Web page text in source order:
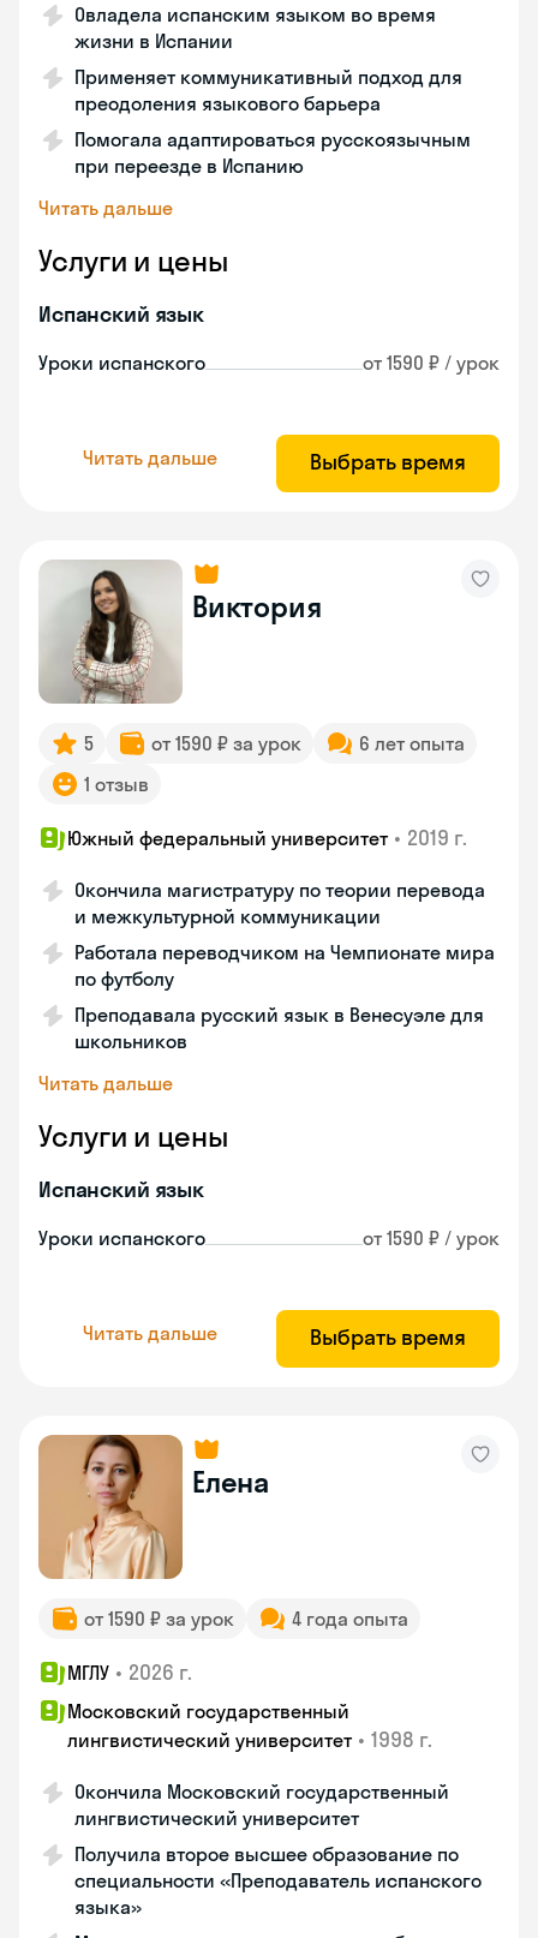
Овладела испанским языком во время
жизни в Испании
Применяет коммуникативный подход для
преодоления языкового барьера
Помогала адаптироваться русскоязычным
при переезде в Испанию
Читать дальше
Услуги и цены
Испанский язык
Уроки испанского от 1590 ₽ / урок
Читать дальше Выбрать время
Виктория
5 от 1590 ₽ за урок
6 лет опыта
1 отзыв
Южный федеральный университет • 2019 г.
Окончила магистратуру по теории перевода
и межкультурной коммуникации
Работала переводчиком на Чемпионате мира
по футболу
Преподавала русский язык в Венесуэле для
школьников
Читать дальше
Услуги и цены
Испанский язык
Уроки испанского от 1590 ₽ / урок
Читать дальше Выбрать время
Елена
от 1590 ₽ за урок 4 года опыта
МГЛУ • 2026 г.
Московский государственный
лингвистический университет • 1998 г.
Окончила Московский государственный
лингвистический университет
Получила второе высшее образование по
специальности «Преподаватель испанского
языка»